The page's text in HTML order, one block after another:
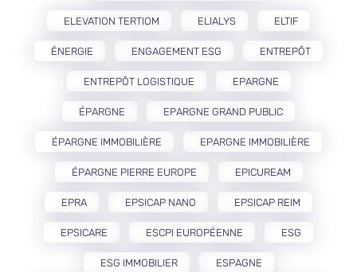
ELEVATION TERTIOM ELIALYS ELTIF
ÉNERGIE ENGAGEMENT ESG ENTREPÔT
ENTREPÔT LOGISTIQUE EPARGNE
ÉPARGNE EPARGNE GRAND PUBLIC
ÉPARGNE IMMOBILIÈRE EPARGNE IMMOBILIÈRE
ÉPARGNE PIERRE EUROPE EPICUREAM
EPRA EPSICAP NANO EPSICAP REIM
EPSICARE ESCPI EUROPÉENNE ESG
ESG IMMOBILIER ESPAGNE